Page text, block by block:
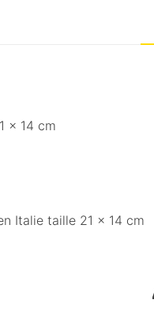
x 14 cm
Italie taille 21 x 14 cm